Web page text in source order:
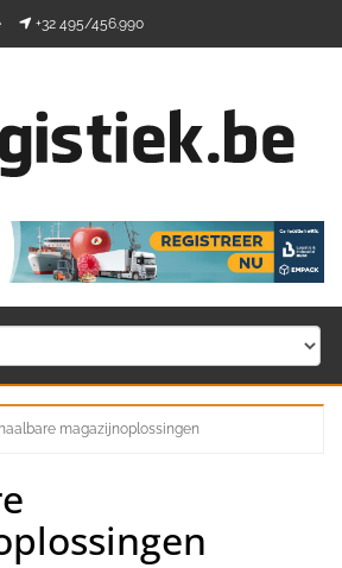
+32 495/456.990
magazijnoplossingen